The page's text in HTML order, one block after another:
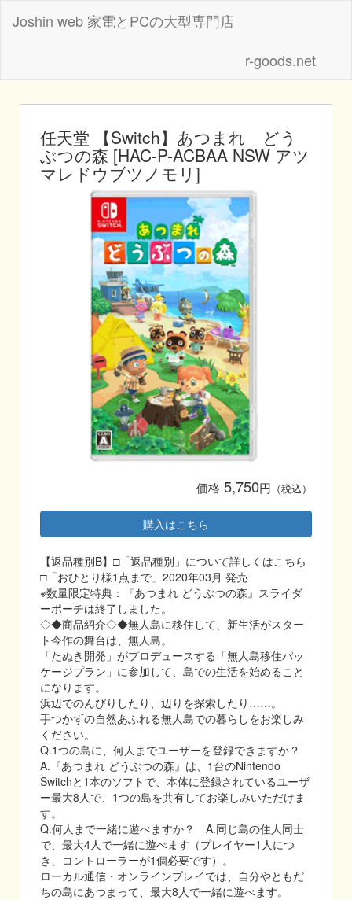
Joshin web 家電とPCの大型専門店
r-goods.net
任天堂 【Switch】あつまれ どう
ぶつの森 [HAC-P-ACBAA NSW アツ
マレドウブツノモリ]
価格 5,750円 （税込）
購入はこちら
【返品種別B】□「返品種別」について詳しくはこちら
□「おひとり様1点まで」2020年03月 発売
※数量限定特典：『あつまれ どうぶつの森』スライダ
ーポーチは終了しました。
◇◆商品紹介◇◆無人島に移住して、新生活がスター
ト今作の舞台は、無人島。
「たぬき開発」がプロデュースする「無人島移住パッ
ケージプラン」に参加して、島での生活を始めること
になります。
浜辺でのんびりしたり、辺りを探索したり……。
手つかずの自然あふれる無人島での暮らしをお楽しみ
ください。
Q.1つの島に、何人までユーザーを登録できますか？
A.『あつまれ どうぶつの森』は、1台のNintendo
Switchと1本のソフトで、本体に登録されているユーザ
ー最大8人で、1つの島を共有してお楽しみいただけま
す。
Q.何人まで一緒に遊べますか？ A.同じ島の住人同士
で、最大4人で一緒に遊べます（プレイヤー1人につ
き、コントローラーが1個必要です）。
ローカル通信・オンラインプレイでは、自分やともだ
ちの島にあつまって、最大8人で一緒に遊べます。